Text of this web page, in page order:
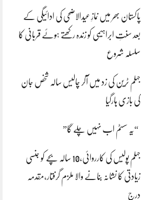
پاکستان بھر میں نمازِ عیدالاضحی کی ادائیگی کے
بعد سنتِ ابراہیمی کو زندہ رکھتے ہوئے قربانی کا
سلسلہ شروع
جہلم ٹرین کی زد میں آکر چالیس سالہ شخص جان
کی بازی ہارگیا
“یہ سسٹم اب نہیں چلے گا”
جہلم پولیس کی کارروائی،10 سالہ بچے کو جنسی
زیادتی کا نشانہ بنانے والا ملزم گرفتار،مقدمہ
درج